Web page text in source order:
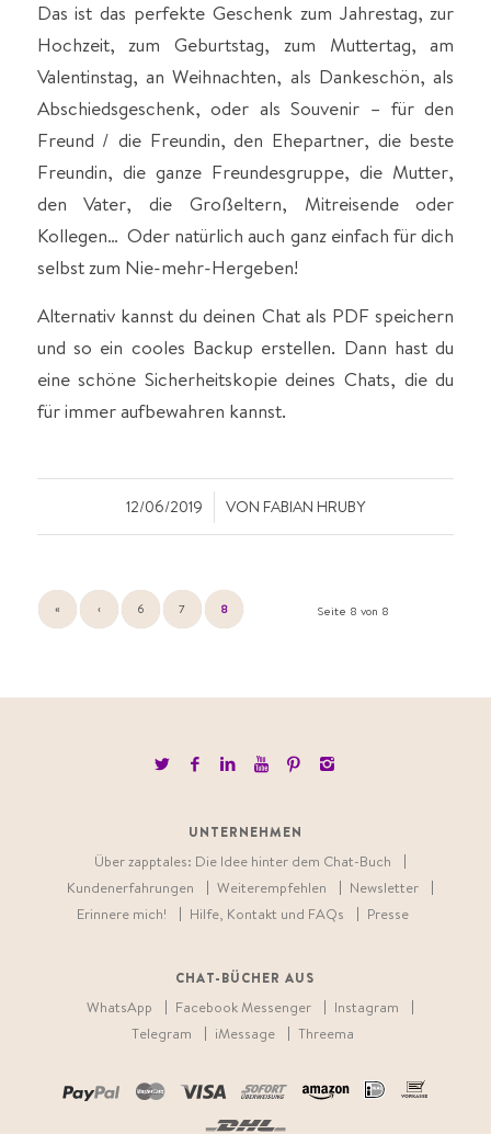
Das ist das perfekte Geschenk zum Jahrestag, zur
Hochzeit, zum Geburtstag, zum Muttertag, am
Valentinstag, an Weihnachten, als Dankeschön, als
Abschiedsgeschenk, oder als Souvenir – für den
Freund / die Freundin, den Ehepartner, die beste
Freundin, die ganze Freundesgruppe, die Mutter,
den Vater, die Großeltern, Mitreisende oder
Kollegen… Oder natürlich auch ganz einfach für dich
selbst zum Nie-mehr-Hergeben!
Alternativ kannst du deinen Chat als PDF speichern
und so ein cooles Backup erstellen. Dann hast du
eine schöne Sicherheitskopie deines Chats, die du
für immer aufbewahren kannst.
12/06/2019
/ VON FABIAN HRUBY
Seite 8 von 8
« ‹ 6 7 8
UNTERNEHMEN
Über zapptales: Die Idee hinter dem Chat-Buch
Kundenerfahrungen
Weiterempfehlen
Newsletter
Erinnere mich!
Hilfe, Kontakt und FAQs Presse
CHAT-BÜCHER AUS
WhatsApp Facebook Messenger
Instagram
Telegram
iMessage Threema